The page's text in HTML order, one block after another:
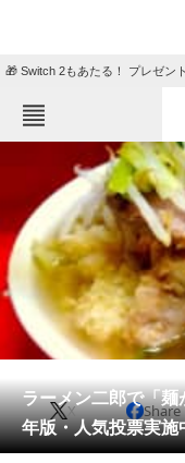
🎁 Switch 2もあたる！ プレゼン
ねとらぼメニュー
エンタメ
グルメ
住まい
動物
会員記事
メディア
ラーメン二郎で「
年版・人気投票実施
X Share